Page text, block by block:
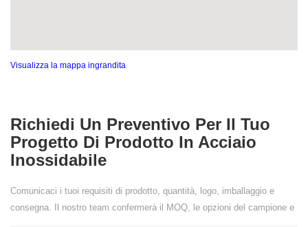
Visualizza la mappa ingrandita
Richiedi Un Preventivo Per Il Tuo
Progetto Di Prodotto In Acciaio
Inossidabile
Comunicaci i tuoi requisiti di prodotto, quantità, logo, imballaggio e
consegna. Il nostro team confermerà il MOQ, le opzioni del campione e